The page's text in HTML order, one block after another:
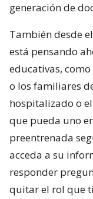
generación de
También desde
está pensando
educativas,
o los familiares
hospitalizado o
que pueda uno
preentrenada
acceda a su
responder
quitar el rol que